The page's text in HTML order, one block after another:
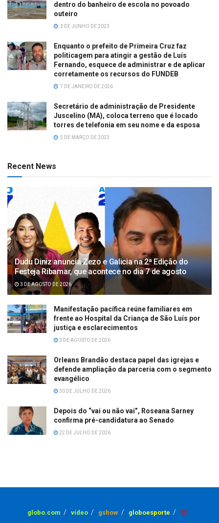
dentro do banheiro de escola no povoado
outeiro
3 DE JUNHO DE 2023
Enquanto o prefeito de Primeira Cruz faz
politicagem para atingir a gestão de Luís
Fernando, esquece de administrar e de aplicar
corretamente os recursos do FUNDEB
7 DE JANEIRO DE 2026
Secretário de administração de Presidente
Juscelino (MA), coloca terreno que é locado
torres de telefonia em seu nome e da esposa
5 DE MARÇO DE 2023
Recent News
Dudu Diniz anuncia Zezo e Galicia na 2ª Edição do
Festeja Ribamar, que acontece no dia 7 de agosto
3 DE AGOSTO DE 2026
Manifestação pacífica reúne familiares em
frente ao Hospital da Criança de São Luís por
justiça e esclarecimentos
3 DE AGOSTO DE 2026
Orleans Brandão destaca papel das igrejas e
defende ampliação da parceria com o segmento
evangélico
30 DE JULHO DE 2026
Depois do “vai ou não vai”, Roseana Sarney
confirma pré-candidatura ao Senado
22 DE JULHO DE 2026
globo.com vídeo gshow globoesporte G1